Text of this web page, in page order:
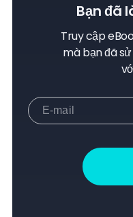
Bạn đã
Truy cập
mà bạn đã